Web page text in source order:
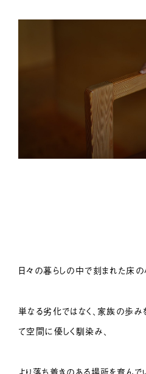
日々の暮らしの中で刻まれた床の
単なる劣化ではなく、家族の歩み
て空間に優しく馴染み、